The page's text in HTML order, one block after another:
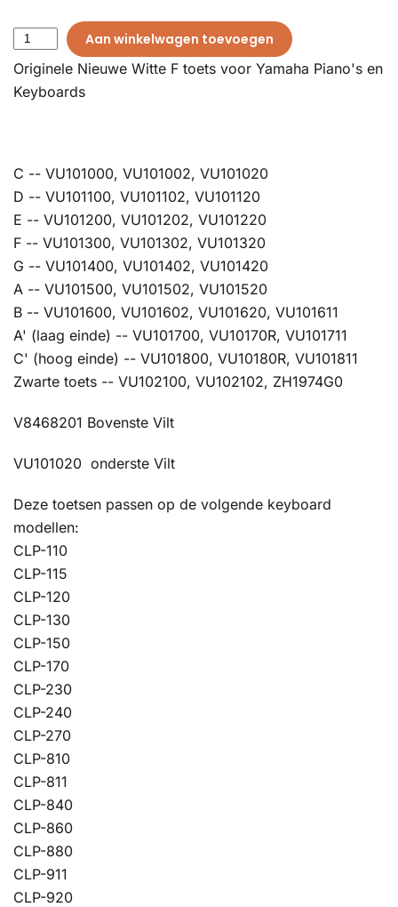
Aan winkelwagen toevoegen
Originele Nieuwe Witte F toets voor Yamaha Piano's en
Keyboards
C -- VU101000, VU101002, VU101020
D -- VU101100, VU101102, VU101120
E -- VU101200, VU101202, VU101220
F -- VU101300, VU101302, VU101320
G -- VU101400, VU101402, VU101420
A -- VU101500, VU101502, VU101520
B -- VU101600, VU101602, VU101620, VU101611
A' (laag einde) -- VU101700, VU10170R, VU101711
C' (hoog einde) -- VU101800, VU10180R, VU101811
Zwarte toets -- VU102100, VU102102, ZH1974G0
V8468201 Bovenste Vilt
VU101020 onderste Vilt
Deze toetsen passen op de volgende keyboard
modellen:
CLP-110
CLP-115
CLP-120
CLP-130
CLP-150
CLP-170
CLP-230
CLP-240
CLP-270
CLP-810
CLP-811
CLP-840
CLP-860
CLP-880
CLP-911
CLP-920